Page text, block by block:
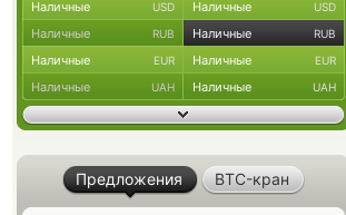
Наличные USD Наличные USD
Наличные RUB Наличные RUB
Наличные EUR Наличные EUR
Наличные UAH Наличные UAH
Предложения BTC-кран